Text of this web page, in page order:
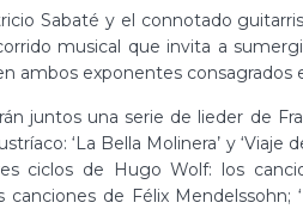
Sabaté y el connotado
musical que invita a
ambos exponentes consagrados
juntos una serie de lieder de
‘La Bella Molinera’ y ‘Viaje
ciclos de Hugo Wolf: los
de Félix Mendelssohn;